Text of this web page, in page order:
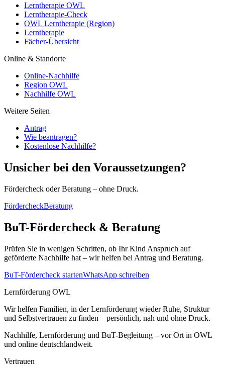
Lerntherapie OWL
Lerntherapie-Check
OWL Lerntherapie (Region)
Lerntherapie
Fächer-Übersicht
Online & Standorte
Online-Nachhilfe
Region OWL
Nachhilfe OWL
Weitere Seiten
Antrag
Wie beantragen?
Kostenlose Nachhilfe?
Unsicher bei den Voraussetzungen?
Fördercheck oder Beratung – ohne Druck.
FördercheckBeratung
BuT-Fördercheck & Beratung
Prüfen Sie in wenigen Schritten, ob Ihr Kind Anspruch auf
geförderte Nachhilfe hat – wir helfen bei Antrag und Beratung.
BuT-Fördercheck startenWhatsApp schreiben
Lernförderung OWL
Wir helfen Familien, in der Lernförderung wieder Ruhe, Struktur
und Selbstvertrauen zu finden – persönlich, nah und ohne Druck.
Nachhilfe, Lernförderung und BuT-Begleitung – vor Ort in OWL
und online deutschlandweit.
Vertrauen